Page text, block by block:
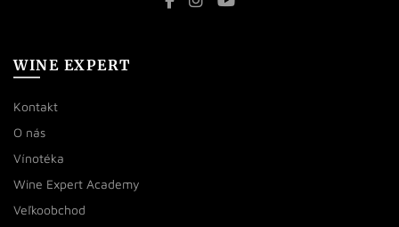
WINE EXPERT
Kontakt
O nás
Vínotéka
Wine Expert Academy
Veľkoobchod